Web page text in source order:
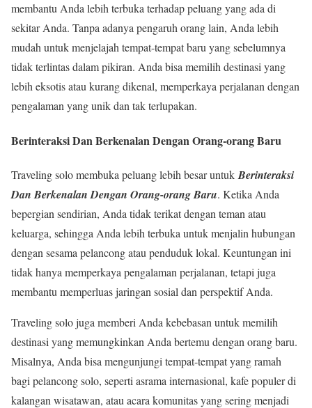
membantu Anda lebih terbuka terhadap peluang yang ada di
sekitar Anda. Tanpa adanya pengaruh orang lain, Anda lebih
mudah untuk menjelajah tempat-tempat baru yang sebelumnya
tidak terlintas dalam pikiran. Anda bisa memilih destinasi yang
lebih eksotis atau kurang dikenal, memperkaya perjalanan dengan
pengalaman yang unik dan tak terlupakan.
Berinteraksi Dan Berkenalan Dengan Orang-orang Baru
Traveling solo membuka peluang lebih besar untuk Berinteraksi
Dan Berkenalan Dengan Orang-orang Baru. Ketika Anda
bepergian sendirian, Anda tidak terikat dengan teman atau
keluarga, sehingga Anda lebih terbuka untuk menjalin hubungan
dengan sesama pelancong atau penduduk lokal. Keuntungan ini
tidak hanya memperkaya pengalaman perjalanan, tetapi juga
membantu memperluas jaringan sosial dan perspektif Anda.
Traveling solo juga memberi Anda kebebasan untuk memilih
destinasi yang memungkinkan Anda bertemu dengan orang baru.
Misalnya, Anda bisa mengunjungi tempat-tempat yang ramah
bagi pelancong solo, seperti asrama internasional, kafe populer di
kalangan wisatawan, atau acara komunitas yang sering menjadi